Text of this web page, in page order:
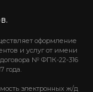
оформление
и услуг от имени
№ ФПК-22-316
года.
электронных ж/д